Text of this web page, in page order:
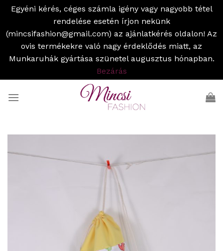
Egyéni kérés, céges számla igény vagy nagyobb tétel
rendelése esetén írjon nekünk
(mincsifashion@gmail.com) az ajánlatkérés oldalon! Az
ovis termékekre való nagy érdeklődés miatt, az
Munkaruhák gyártása szünetel augusztus hónapban.
Bezárás